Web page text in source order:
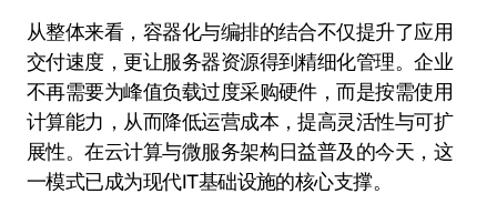
从整体来看，容器化与编排的结合不仅提升了应用
交付速度，更让服务器资源得到精细化管理。企业
不再需要为峰值负载过度采购硬件，而是按需使用
计算能力，从而降低运营成本，提高灵活性与可扩
展性。在云计算与微服务架构日益普及的今天，这
一模式已成为现代IT基础设施的核心支撑。